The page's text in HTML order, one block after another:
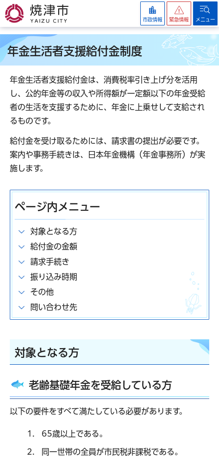
焼津市
市政情報 緊急情報 メニュー
年金生活者支援給付金制度
年金生活者支援給付金は、消費税率引き上げ分を活用
し、公的年金等の収入や所得額が一定額以下の年金受給
者の生活を支援するために、年金に上乗せして支給され
るものです。
給付金を受け取るためには、請求書の提出が必要です。
案内や事務手続きは、日本年金機構（年金事務所）が実
施します。
ページ内メニュー
対象となる方
給付金の金額
請求手続き
振り込み時期
その他
問い合わせ先
対象となる方
老齢基礎年金を受給している方
以下の要件をすべて満たしている必要があります。
65歳以上である。
同一世帯の全員が市民税非課税である。